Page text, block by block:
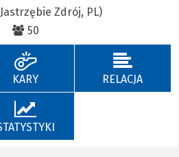
Zdrój, PL)
50
KARY RELACJA